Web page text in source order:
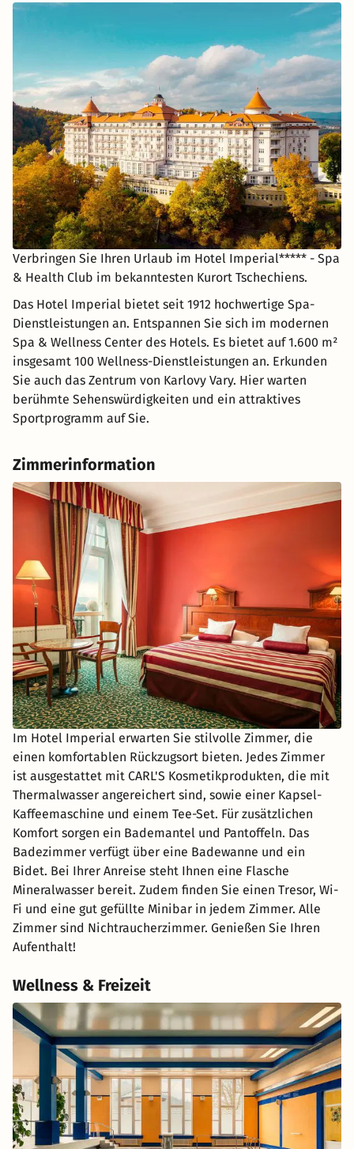
Verbringen Sie Ihren Urlaub im Hotel Imperial***** - Spa
& Health Club im bekanntesten Kurort Tschechiens.
Das Hotel Imperial bietet seit 1912 hochwertige Spa-
Dienstleistungen an. Entspannen Sie sich im modernen
Spa & Wellness Center des Hotels. Es bietet auf 1.600 m²
insgesamt 100 Wellness-Dienstleistungen an. Erkunden
Sie auch das Zentrum von Karlovy Vary. Hier warten
berühmte Sehenswürdigkeiten und ein attraktives
Sportprogramm auf Sie.
Zimmerinformation
Im Hotel Imperial erwarten Sie stilvolle Zimmer, die
einen komfortablen Rückzugsort bieten. Jedes Zimmer
ist ausgestattet mit CARL'S Kosmetikprodukten, die mit
Thermalwasser angereichert sind, sowie einer Kapsel-
Kaffeemaschine und einem Tee-Set. Für zusätzlichen
Komfort sorgen ein Bademantel und Pantoffeln. Das
Badezimmer verfügt über eine Badewanne und ein
Bidet. Bei Ihrer Anreise steht Ihnen eine Flasche
Mineralwasser bereit. Zudem finden Sie einen Tresor, Wi-
Fi und eine gut gefüllte Minibar in jedem Zimmer. Alle
Zimmer sind Nichtraucherzimmer. Genießen Sie Ihren
Aufenthalt!
Wellness & Freizeit